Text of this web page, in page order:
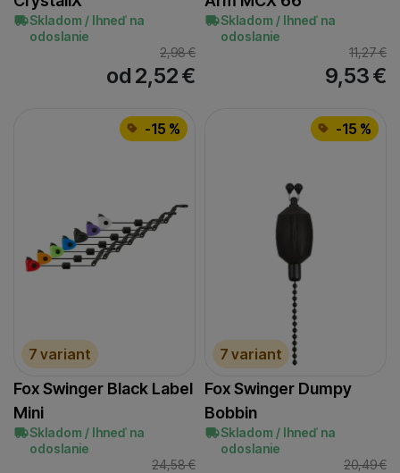
Skladom / Ihneď na
odoslanie
2,98€
od 2,52€
Skladom / Ihneď na
odoslanie
11,27€
9,53€
-15 %
7 variant
Fox Swinger Black Label
Mini
Skladom / Ihneď na
odoslanie
24,58€
-15 %
7 variant
Fox Swinger Dumpy
Bobbin
Skladom / Ihneď na
odoslanie
20,49€